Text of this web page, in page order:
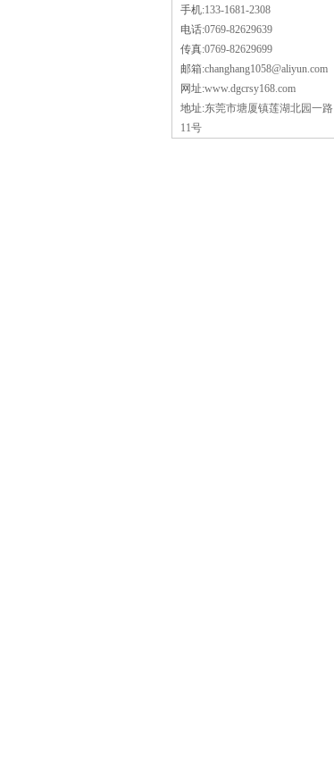
手机:133-1681-2308
电话:0769-82629639
传真:0769-82629699
邮箱:changhang1058@aliyun.com
网址:www.dgcrsy168.com
地址:东莞市塘厦镇莲湖北园一路
11号